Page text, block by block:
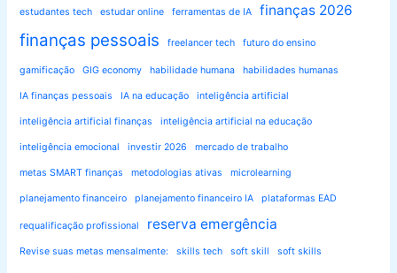
estudantes tech estudar online ferramentas de IA finanças 2026
finanças pessoais freelancer tech futuro do ensino
gamificação GIG economy habilidade humana habilidades humanas
IA finanças pessoais IA na educação inteligência artificial
inteligência artificial finanças inteligência artificial na educação
inteligência emocional investir 2026 mercado de trabalho
metas SMART finanças metodologias ativas microlearning
planejamento financeiro planejamento financeiro IA plataformas EAD
requalificação profissional reserva emergência
Revise suas metas mensalmente: skills tech soft skill soft skills